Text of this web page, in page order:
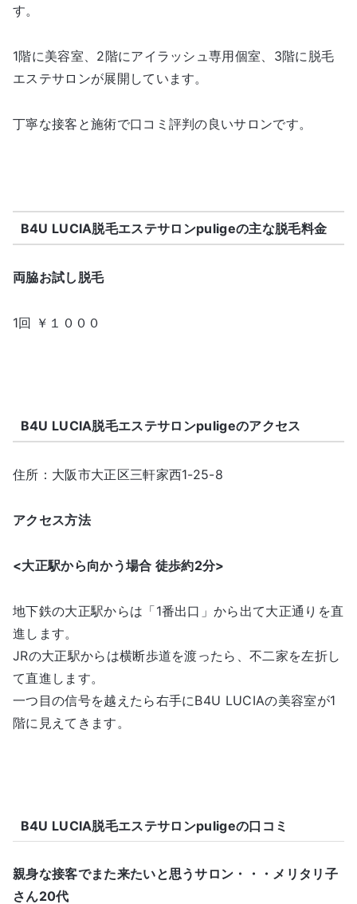
す。
1階に美容室、2階にアイラッシュ専用個室、3階に脱毛
エステサロンが展開しています。
丁寧な接客と施術で口コミ評判の良いサロンです。
B4U LUCIA脱毛エステサロンpuligeの主な脱毛料金
両脇お試し脱毛
1回 ￥１０００
B4U LUCIA脱毛エステサロンpuligeのアクセス
住所：大阪市大正区三軒家西1-25-8
アクセス方法
<大正駅から向かう場合 徒歩約2分>
地下鉄の大正駅からは「1番出口」から出て大正通りを直
進します。
JRの大正駅からは横断歩道を渡ったら、不二家を左折し
て直進します。
一つ目の信号を越えたら右手にB4U LUCIAの美容室が1
階に見えてきます。
B4U LUCIA脱毛エステサロンpuligeの口コミ
親身な接客でまた来たいと思うサロン・・・メリタリ子
さん20代